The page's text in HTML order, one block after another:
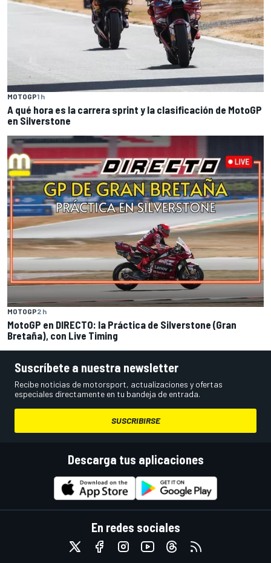
MOTOGP1 h
A qué hora es la carrera sprint y la clasificación de MotoGP
en Silverstone
MOTOGP2 h
MotoGP en DIRECTO: la Práctica de Silverstone (Gran
Bretaña), con Live Timing
Suscríbete a nuestra newsletter
Recibe noticias de motorsport, actualizaciones y ofertas
especiales directamente en tu bandeja de entrada.
SUSCRIBIRSE
Descarga tus aplicaciones
En redes sociales